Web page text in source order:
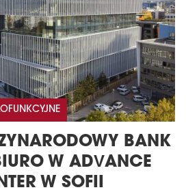
BANK
W ADVANCE
W SOFII